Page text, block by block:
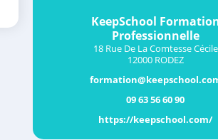
KeepSchool
Professionnelle
18 Rue De La Comtesse Cécile
12000 RODEZ
09 63 56 60 90
https://keepschool.com/